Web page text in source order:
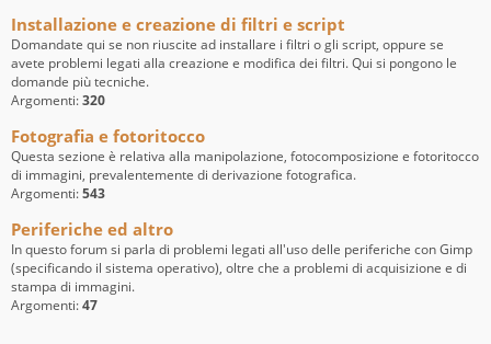
Installazione e creazione di filtri e script
Domandate qui se non riuscite ad installare i filtri o gli script, oppure se
avete problemi legati alla creazione e modifica dei filtri. Qui si pongono le
domande più tecniche.
Argomenti:320
Fotografia e fotoritocco
Questa sezione è relativa alla manipolazione, fotocomposizione e fotoritocco
di immagini, prevalentemente di derivazione fotografica.
Argomenti:543
Periferiche ed altro
In questo forum si parla di problemi legati all'uso delle periferiche con Gimp
(specificando il sistema operativo), oltre che a problemi di acquisizione e di
stampa di immagini.
Argomenti:47